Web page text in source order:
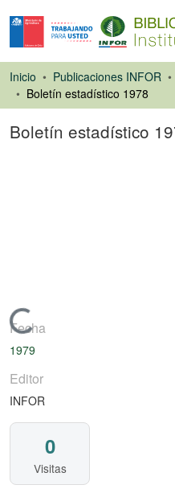
Inicio Publicaciones INFOR
Boletín estadístico 1978
Boletín estadístico
Cargando...
Fecha
1979
Editor
INFOR
0
Visitas